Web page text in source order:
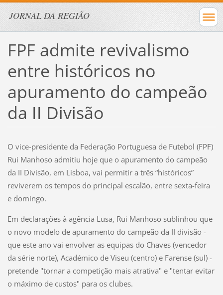
JORNAL DA REGIÃO
FPF admite revivalismo
entre históricos no
apuramento do campeão
da II Divisão
O vice-presidente da Federação Portuguesa de Futebol (FPF)
Rui Manhoso admitiu hoje que o apuramento do campeão
da II Divisão, em Lisboa, vai permitir a três “históricos”
reviverem os tempos do principal escalão, entre sexta-feira
e domingo.
Em declarações à agência Lusa, Rui Manhoso sublinhou que
o novo modelo de apuramento do campeão da II divisão -
que este ano vai envolver as equipas do Chaves (vencedor
da série norte), Académico de Viseu (centro) e Farense (sul) -
pretende "tornar a competição mais atrativa" e "tentar evitar
o máximo de custos" para os clubes.